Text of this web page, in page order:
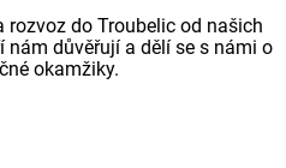
rozvoz do Troubelic od našich
nám důvěřují a dělí se s námi o
okamžiky.